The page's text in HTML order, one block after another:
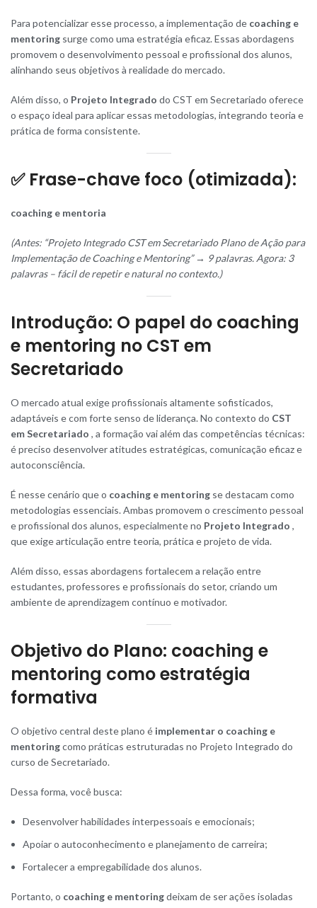
Para potencializar esse processo, a implementação de coaching e
mentoring surge como uma estratégia eficaz. Essas abordagens
promovem o desenvolvimento pessoal e profissional dos alunos,
alinhando seus objetivos à realidade do mercado.
Além disso, o Projeto Integrado do CST em Secretariado oferece
o espaço ideal para aplicar essas metodologias, integrando teoria e
prática de forma consistente.
✅ Frase-chave foco (otimizada):
coaching e mentoria
(Antes: “Projeto Integrado CST em Secretariado Plano de Ação para
Implementação de Coaching e Mentoring” → 9 palavras. Agora: 3
palavras – fácil de repetir e natural no contexto.)
Introdução: O papel do coaching
e mentoring no CST em
Secretariado
O mercado atual exige profissionais altamente sofisticados,
adaptáveis e com forte senso de liderança. No contexto do CST
em Secretariado , a formação vai além das competências técnicas:
é preciso desenvolver atitudes estratégicas, comunicação eficaz e
autoconsciência.
É nesse cenário que o coaching e mentoring se destacam como
metodologias essenciais. Ambas promovem o crescimento pessoal
e profissional dos alunos, especialmente no Projeto Integrado ,
que exige articulação entre teoria, prática e projeto de vida.
Além disso, essas abordagens fortalecem a relação entre
estudantes, professores e profissionais do setor, criando um
ambiente de aprendizagem contínuo e motivador.
Objetivo do Plano: coaching e
mentoring como estratégia
formativa
O objetivo central deste plano é implementar o coaching e
mentoringcomo práticas estruturadas no Projeto Integrado do
curso de Secretariado.
Dessa forma, você busca:
Desenvolver habilidades interpessoais e emocionais;
Apoiar o autoconhecimento e planejamento de carreira;
Fortalecer a empregabilidade dos alunos.
Portanto, o coaching e mentoringdeixam de ser ações isoladas